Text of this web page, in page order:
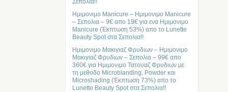
Ημιμονιμο Manicure – Ημιμονιμο Manicure
– Σεπολια – 9€ απο 19€ για ενα Ημιμονιμο
Manicure (Έκπτωση 53%) απο το Lunette
Beauty Spot στα Σεπολια!!
Ημιμονιμο Μακιγιαζ Φρυδιων – Ημιμονιμο
Μακιγιαζ Φρυδιων – Σεπολια – 99€ απο
360€ για Ημιμονιμο Τατουαζ Φρυδιων με
τη μεθοδο Microblanding, Powder και
Microshading (Έκπτωση 73%) απο το
Lunette Beauty Spot στα Σεπολια!!